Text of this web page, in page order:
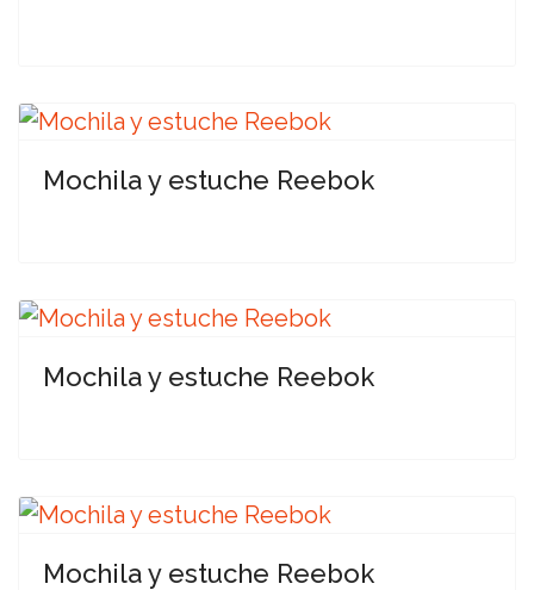
Mochila y estuche Reebok
Mochila y estuche Reebok
Mochila y estuche Reebok